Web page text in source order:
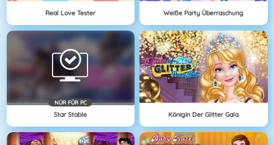
Real Love Tester Weiße Party Überraschung
NÜR FÜR PC
Star Stable Königin Der Glitter Gala